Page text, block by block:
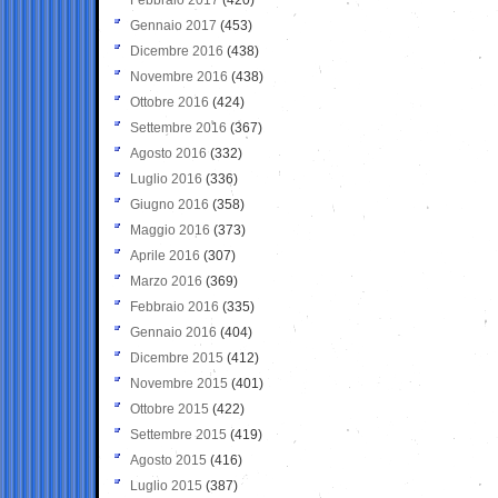
Gennaio 2017 (453)
Dicembre 2016 (438)
Novembre 2016 (438)
Ottobre 2016 (424)
Settembre 2016 (367)
Agosto 2016 (332)
Luglio 2016 (336)
Giugno 2016 (358)
Maggio 2016 (373)
Aprile 2016 (307)
Marzo 2016 (369)
Febbraio 2016 (335)
Gennaio 2016 (404)
Dicembre 2015 (412)
Novembre 2015 (401)
Ottobre 2015 (422)
Settembre 2015 (419)
Agosto 2015 (416)
Luglio 2015 (387)